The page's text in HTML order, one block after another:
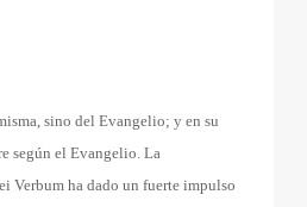
sino del Evangelio; y en su
según el Evangelio. La
Verbum ha dado un fuerte impulso